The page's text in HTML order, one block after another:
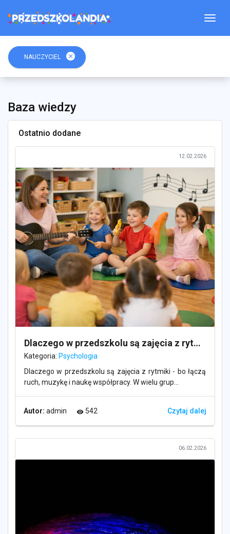
NAUCZYCIEL close
Baza wiedzy
Ostatnio dodane
12.02.2026
Dlaczego w przedszkolu są zajęcia z rytmiki?
Kategoria: Psychologia
Dlaczego w przedszkolu są zajęcia z rytmiki - bo łączą
ruch, muzykę i naukę współpracy. W wielu grup...
Autor: admin visibility 542 Czytaj dalej
06.02.2026